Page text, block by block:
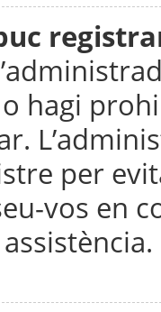
hagi
per
vos en